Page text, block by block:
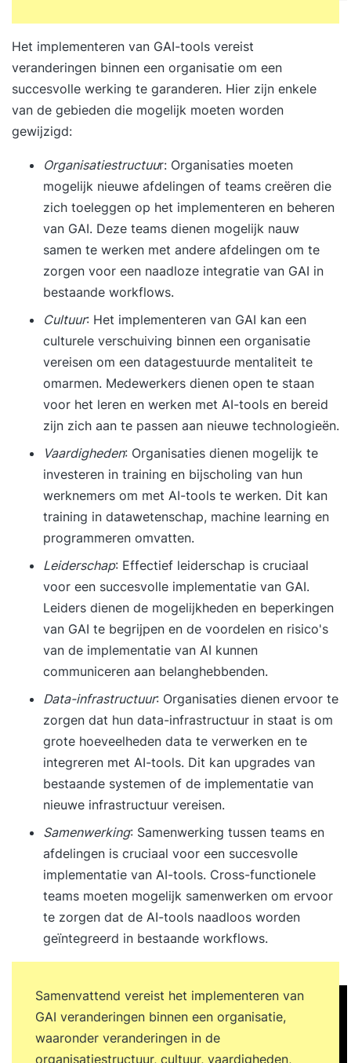
Het implementeren van GAI-tools vereist
veranderingen binnen een organisatie om een
succesvolle werking te garanderen. Hier zijn enkele
van de gebieden die mogelijk moeten worden
gewijzigd:
Organisatiestructuur: Organisaties moeten
mogelijk nieuwe afdelingen of teams creëren die
zich toeleggen op het implementeren en beheren
van GAI. Deze teams dienen mogelijk nauw
samen te werken met andere afdelingen om te
zorgen voor een naadloze integratie van GAI in
bestaande workflows.
Cultuur: Het implementeren van GAI kan een
culturele verschuiving binnen een organisatie
vereisen om een datagestuurde mentaliteit te
omarmen. Medewerkers dienen open te staan
voor het leren en werken met AI-tools en bereid
zijn zich aan te passen aan nieuwe technologieën.
Vaardigheden: Organisaties dienen mogelijk te
investeren in training en bijscholing van hun
werknemers om met AI-tools te werken. Dit kan
training in datawetenschap, machine learning en
programmeren omvatten.
Leiderschap: Effectief leiderschap is cruciaal
voor een succesvolle implementatie van GAI.
Leiders dienen de mogelijkheden en beperkingen
van GAI te begrijpen en de voordelen en risico's
van de implementatie van AI kunnen
communiceren aan belanghebbenden.
Data-infrastructuur: Organisaties dienen ervoor te
zorgen dat hun data-infrastructuur in staat is om
grote hoeveelheden data te verwerken en te
integreren met AI-tools. Dit kan upgrades van
bestaande systemen of de implementatie van
nieuwe infrastructuur vereisen.
Samenwerking: Samenwerking tussen teams en
afdelingen is cruciaal voor een succesvolle
implementatie van AI-tools. Cross-functionele
teams moeten mogelijk samenwerken om ervoor
te zorgen dat de AI-tools naadloos worden
geïntegreerd in bestaande workflows.
Samenvattend vereist het implementeren van
GAI veranderingen binnen een organisatie,
waaronder veranderingen in de
organisatiestructuur, cultuur, vaardigheden,